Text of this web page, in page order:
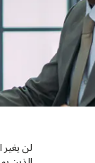
لن